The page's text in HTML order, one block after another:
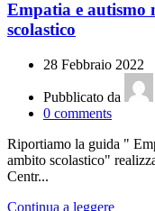
Empatia e autismo
scolastico
28 Febbraio 2022
Pubblicato da
0 comments
Riportiamo la guida "
ambito scolastico"
Centr...
Continua a leggere